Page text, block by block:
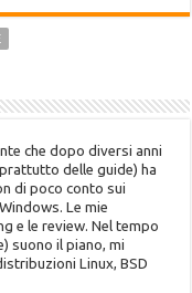
che dopo diversi anni
delle guide) ha
di poco conto sui
Le mie
e le review. Nel tempo
suono il piano, mi
Linux, BSD